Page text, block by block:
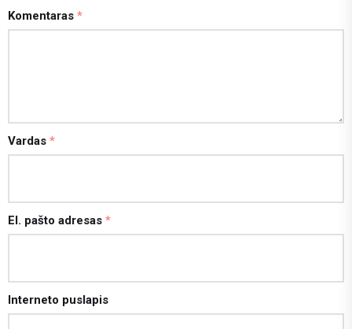
Komentaras *
Vardas *
El. pašto adresas *
Interneto puslapis